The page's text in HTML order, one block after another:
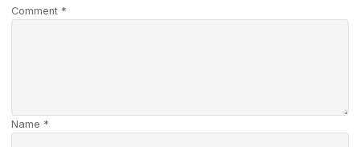
Comment *
Name *